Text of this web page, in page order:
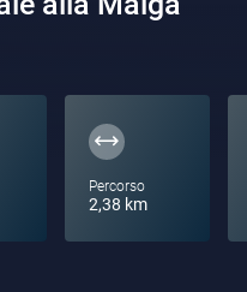
Percorso
2,38 km